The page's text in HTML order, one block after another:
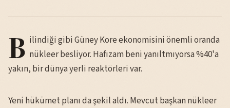
B ilindiği gibi Güney Kore ekonomisini önemli oranda
nükleer besliyor. Hafızam beni yanıltmıyorsa %40'a
yakın, bir dünya yerli reaktörleri var.
Yeni hükümet planı da şekil aldı. Mevcut başkan nükleer